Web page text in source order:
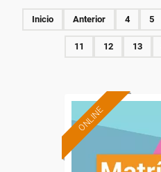
Inicio Anterior 4 5
11 12 13
ONLINE